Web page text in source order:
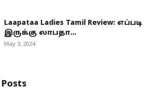
Laapataa Ladies Tamil Review: எப்படி
இருக்கு லாபதா...
May 3, 2024